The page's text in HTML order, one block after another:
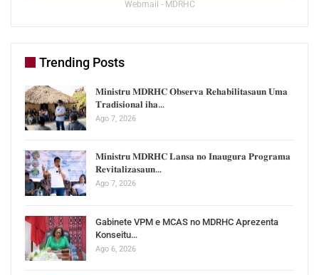
Webmail - MDRHC
Trending Posts
𝐌𝐢𝐧𝐢𝐬𝐭𝐫𝐮 𝐌𝐃𝐑𝐇𝐂 𝐎𝐛𝐬𝐞𝐫𝐯𝐚 𝐑𝐞𝐡𝐚𝐛𝐢𝐥𝐢𝐭𝐚𝐬𝐚𝐮𝐧 𝐔𝐦𝐚
𝐓𝐫𝐚𝐝𝐢𝐬𝐢𝐨𝐧𝐚𝐥 𝐢𝐡𝐚…
Ago 7, 2026
𝐌𝐢𝐧𝐢𝐬𝐭𝐫𝐮 𝐌𝐃𝐑𝐇𝐂 𝐋𝐚𝐧𝐬𝐚 𝐧𝐨 𝐈𝐧𝐚𝐮𝐠𝐮𝐫𝐚 𝐏𝐫𝐨𝐠𝐫𝐚𝐦𝐚
𝐑𝐞𝐯𝐢𝐭𝐚𝐥𝐢𝐳𝐚𝐬𝐚𝐮𝐧…
Ago 7, 2026
Gabinete VPM e MCAS no MDRHC Aprezenta
Konseitu…
Ago 6, 2026